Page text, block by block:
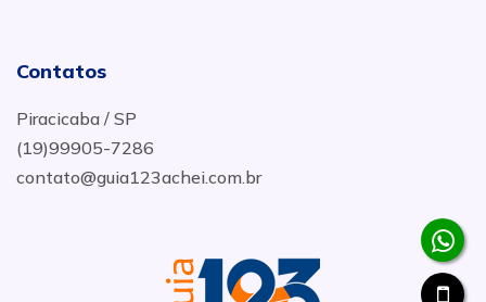
Contatos
Piracicaba / SP
(19)99905-7286
contato@guia123achei.com.br